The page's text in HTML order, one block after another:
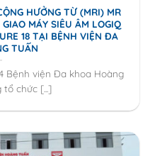
HƯỞNG TỪ (MRI) MR
MÁY SIÊU ÂM LOGIQ
18 TẠI BỆNH VIỆN ĐA
TUẤN
Bệnh viện Đa khoa Hoàng
tổ chức [...]